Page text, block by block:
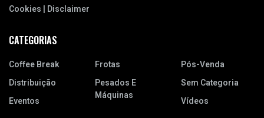
Cookies | Disclaimer
CATEGORIAS
Coffee Break
Distribuição
Eventos
Frotas
Pesados E
Máquinas
Pós-Venda
Sem Categoria
Vídeos